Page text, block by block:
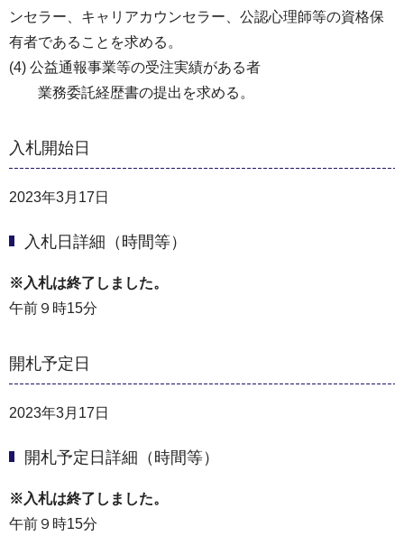
ンセラー、キャリアカウンセラー、公認心理師等の資格保
有者であることを求める。
(4) 公益通報事業等の受注実績がある者
業務委託経歴書の提出を求める。
入札開始日
2023年3月17日
入札日詳細（時間等）
※入札は終了しました。
午前９時15分
開札予定日
2023年3月17日
開札予定日詳細（時間等）
※入札は終了しました。
午前９時15分